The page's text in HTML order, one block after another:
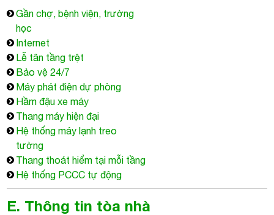
Gần chợ, bệnh viện, trường
học
Internet
Lễ tân tầng trệt
Bảo vệ 24/7
Máy phát điện dự phòng
Hầm đậu xe máy
Thang máy hiện đại
Hệ thống máy lạnh treo
tường
Thang thoát hiểm tại mỗi tầng
Hệ thống PCCC tự động
E. Thông tin tòa nhà